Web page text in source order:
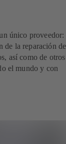
único proveedor:
de la reparación
así como de otros
el mundo y con